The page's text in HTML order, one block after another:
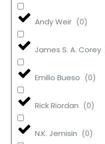
Andy Weir (0)
James S. A. Corey
Emilio Bueso (0)
Rick Riordan (0)
N.K. Jemisin (0)